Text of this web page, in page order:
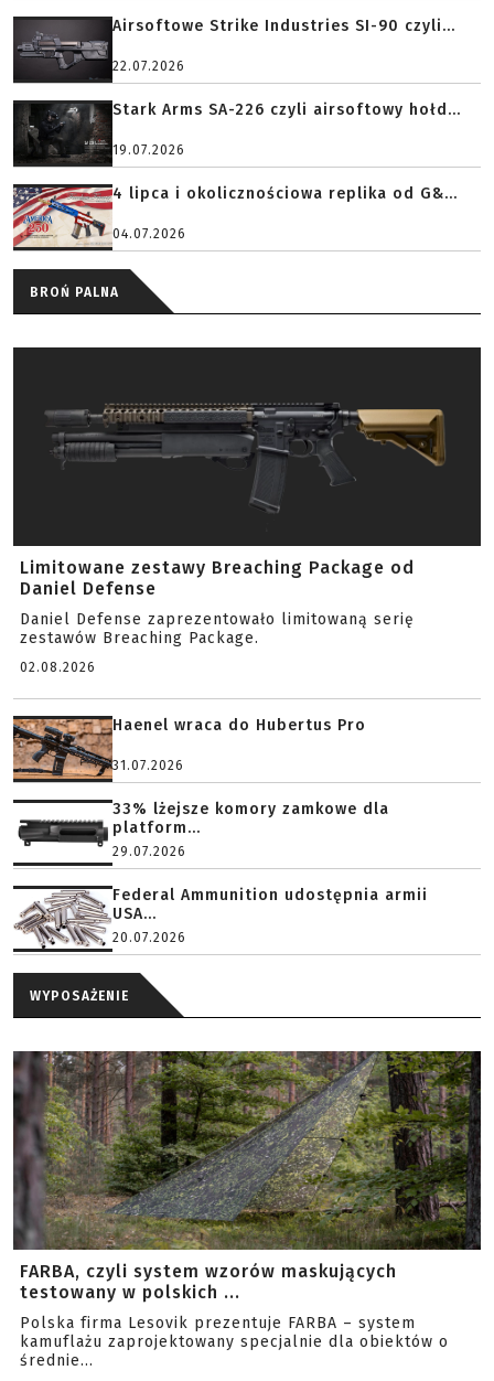
Airsoftowe Strike Industries SI-90 czyli...
22.07.2026
Stark Arms SA-226 czyli airsoftowy hołd...
19.07.2026
4 lipca i okolicznościowa replika od G&...
04.07.2026
BROŃ PALNA
Limitowane zestawy Breaching Package od
Daniel Defense
Daniel Defense zaprezentowało limitowaną serię
zestawów Breaching Package.
02.08.2026
Haenel wraca do Hubertus Pro
31.07.2026
33% lżejsze komory zamkowe dla
platform...
29.07.2026
Federal Ammunition udostępnia armii
USA...
20.07.2026
WYPOSAŻENIE
FARBA, czyli system wzorów maskujących
testowany w polskich ...
Polska firma Lesovik prezentuje FARBA – system
kamuflażu zaprojektowany specjalnie dla obiektów o
średnie...